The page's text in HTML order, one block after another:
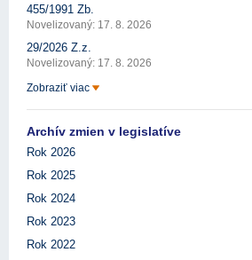
455/1991 Zb.
Novelizovaný: 17. 8. 2026
29/2026 Z.z.
Novelizovaný: 17. 8. 2026
Zobraziť viac
Archív zmien v legislatíve
Rok 2026
Rok 2025
Rok 2024
Rok 2023
Rok 2022